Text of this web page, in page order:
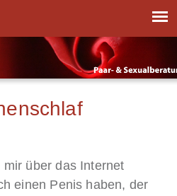
über das Internet
einen Penis haben, der